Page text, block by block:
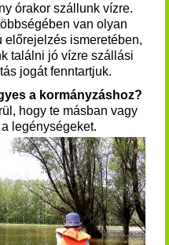
órakor szállunk vízre.
van olyan
előrejelzés ismeretében,
találni jó vízre szállási
jogát fenntartjuk.
a kormányzáshoz?
hogy te másban vagy
legénységeket.